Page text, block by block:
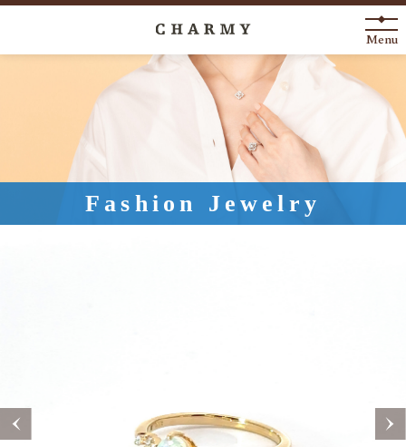
New Arrival
About
Engagement Ring
Marriage Ring
Voice Catalog
Menu
Fashion Jewelry